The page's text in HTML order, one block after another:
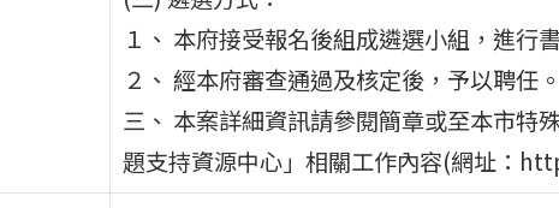
１、 本府接受報名後組成遴選小組，進行
２、 經本府審查通過及核定後，予以聘任。
三、 本案詳細資訊請參閱簡章或至本市特
題支持資源中心」相關工作內容(網址：